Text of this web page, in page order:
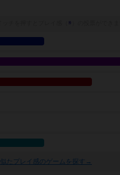
※
似たプレイ感のゲームを探す→